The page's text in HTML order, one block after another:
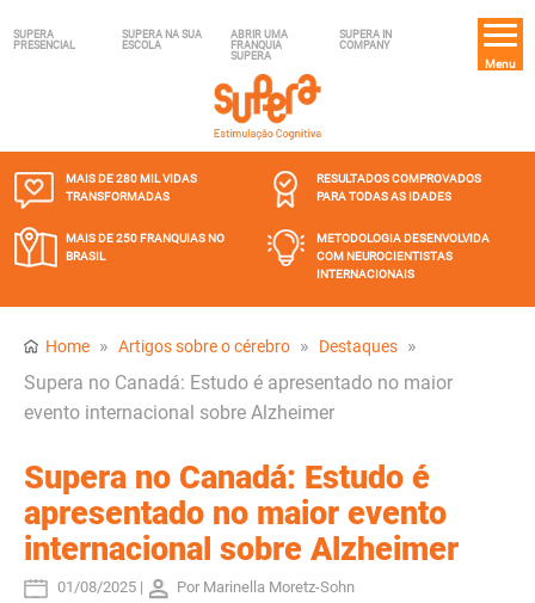
SUPERA
PRESENCIAL
SUPERA NA SUA
ESCOLA
ABRIR UMA
FRANQUIA
SUPERA
SUPERA IN
COMPANY
Menu
MAIS DE 280 MILVIDAS
TRANSFORMADAS
RESULTADOS COMPROVADOS
PARA TODAS AS IDADES
MAIS DE 250 FRANQUIASNO
BRASIL
METODOLOGIA DESENVOLVIDA
COM NEUROCIENTISTAS
INTERNACIONAIS
Home » Artigos sobre o cérebro » Destaques »
Supera no Canadá: Estudo é apresentado no maior
evento internacional sobre Alzheimer
Supera no Canadá: Estudo é
apresentado no maior evento
internacional sobre Alzheimer
01/08/2025 | Por Marinella Moretz-Sohn